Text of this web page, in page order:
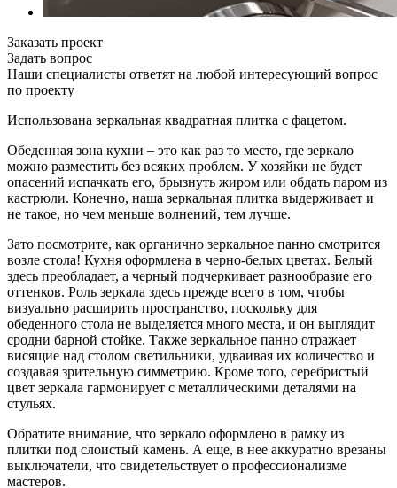
Заказать проект
Задать вопрос
Наши специалисты ответят на любой интересующий вопрос
по проекту
Использована зеркальная квадратная плитка с фацетом.
Обеденная зона кухни – это как раз то место, где зеркало
можно разместить без всяких проблем. У хозяйки не будет
опасений испачкать его, брызнуть жиром или обдать паром из
кастрюли. Конечно, наша зеркальная плитка выдерживает и
не такое, но чем меньше волнений, тем лучше.
Зато посмотрите, как органично зеркальное панно смотрится
возле стола! Кухня оформлена в черно-белых цветах. Белый
здесь преобладает, а черный подчеркивает разнообразие его
оттенков. Роль зеркала здесь прежде всего в том, чтобы
визуально расширить пространство, поскольку для
обеденного стола не выделяется много места, и он выглядит
сродни барной стойке. Также зеркальное панно отражает
висящие над столом светильники, удваивая их количество и
создавая зрительную симметрию. Кроме того, серебристый
цвет зеркала гармонирует с металлическими деталями на
стульях.
Обратите внимание, что зеркало оформлено в рамку из
плитки под слоистый камень. А еще, в нее аккуратно врезаны
выключатели, что свидетельствует о профессионализме
мастеров.